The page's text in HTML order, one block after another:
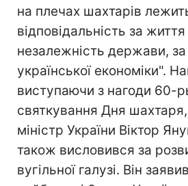
на плечах шахтарів
відповідальність за життя
незалежність держави, за
української економіки".
виступаючи з нагоди 60-
святкування Дня
міністр України Віктор
також висловився за
вугільної галузі. Він